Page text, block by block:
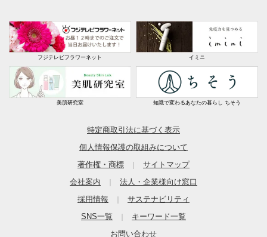
フジテレビフラワーネット イミニ
美肌研究室 知識で変わるあなたの暮らし ちそう
特定商取引法に基づく表示
個人情報保護の取組みについて
著作権・商標
サイトマップ
会社案内
法人・企業様向け窓口
採用情報
サステナビリティ
SNS一覧
キーワード一覧
お問い合わせ